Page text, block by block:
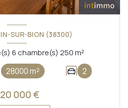
SUR-BION (38300)
Maison 7 pièce(s) 6 chambre(s) 250 m²
28000 m² 2
000 €